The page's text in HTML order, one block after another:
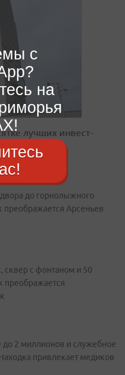
лучших инвест-
до горнолыжного
преображается Арсеньев
сквер с фонтаном и 50
преображается
2 миллионов и служебное
привлекает медиков
с
на